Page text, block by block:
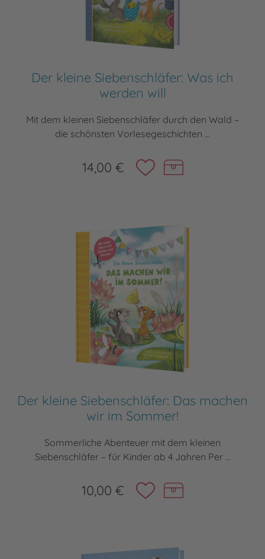
Der kleine Siebenschläfer: Was ich
werden will
Mit dem kleinen Siebenschläfer durch den Wald –
die schönsten Vorlesegeschichten ...
14,00 €
Der kleine Siebenschläfer: Das machen
wir im Sommer!
Sommerliche Abenteuer mit dem kleinen
Siebenschläfer – für Kinder ab 4 Jahren Per ...
10,00 €